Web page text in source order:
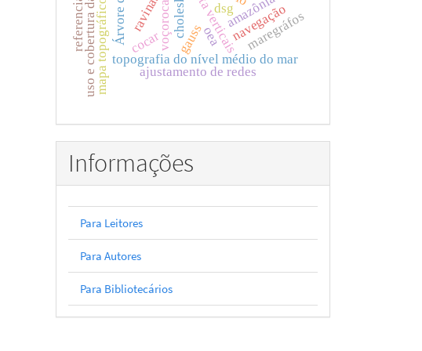
data verticais
topografia do nível médio do mar
voçorocas
ravinas
mapa topográfico
uso e cobertura da terra maregráfos
navegação
cocar
dsg
gauss
cholesky
ajustamento de redes
oea
Informações
Para Leitores
Para Autores
Para Bibliotecários